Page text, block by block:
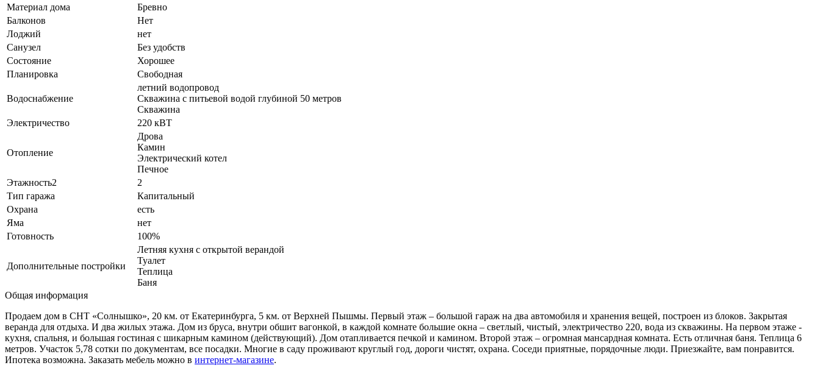
Материал дома
Бревно
Балконов
Нет
Лоджий
нет
Санузел
Без удобств
Состояние
Хорошее
Планировка
Свободная
Водоснабжение
летний водопровод
Скважина с питьевой водой глубиной 50 метров
Скважина
Электричество
220 кВТ
Отопление
Дрова
Камин
Электрический котел
Печное
Этажность2
2
Тип гаража
Капитальный
Охрана
есть
Яма
нет
Готовность
100%
Дополнительные постройки
Летняя кухня с открытой верандой
Туалет
Теплица
Баня
Общая информация
Продаем дом в СНТ «Солнышко», 20 км. от Екатеринбурга, 5 км. от Верхней Пышмы. Первый этаж – большой гараж на два автомобиля и хранения вещей, построен из блоков. Закрытая
веранда для отдыха. И два жилых этажа. Дом из бруса, внутри обшит вагонкой, в каждой комнате большие окна – светлый, чистый, электричество 220, вода из скважины. На первом этаже -
кухня, спальня, и большая гостиная с шикарным камином (действующий). Дом отапливается печкой и камином. Второй этаж – огромная мансардная комната. Есть отличная баня. Теплица 6
метров. Участок 5,78 сотки по документам, все посадки. Многие в саду проживают круглый год, дороги чистят, охрана. Соседи приятные, порядочные люди. Приезжайте, вам понравится.
Ипотека возможна. Заказать мебель можно в интернет-магазине.